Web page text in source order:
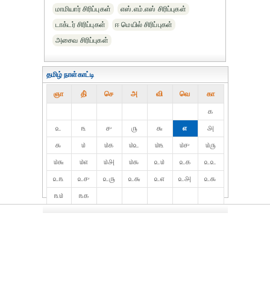
மாமியார் சிரிப்புகள்
எஸ்.எம்.எஸ் சிரிப்புகள்
டாக்டர் சிரிப்புகள்
ஈ மெயில் சிரிப்புகள்
அசைவ சிரிப்புகள்
தமிழ் நாள்காட்டி
ஞா தி் செ அ வி வெ கா
௧
௨
௩ ௪ ௫ ௬ ௭
௮
௯
௰ ௰௧ ௰௨ ௰௩ ௰௪
௰௫
௰௬
௰௭ ௰௮ ௰௯ ௨௰ ௨௧
௨௨
௨௩
௨௪ ௨௫ ௨௬ ௨௭ ௨௮
௨௯
௩௰
௩௧